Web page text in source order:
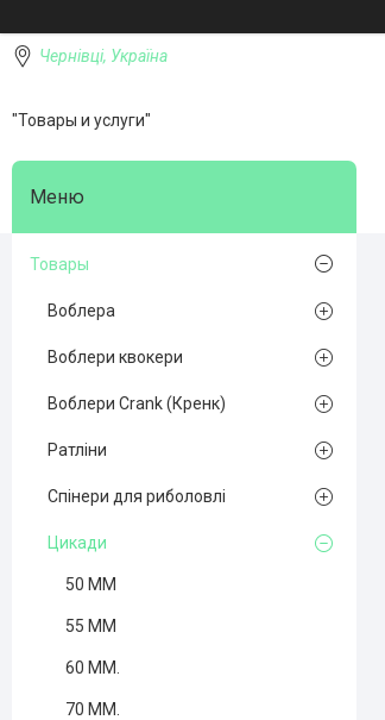
Чернівці, Україна
"Товары и услуги"
Товары
Воблера
Воблери квокери
Воблери Crank (Кренк)
Ратліни
Спінери для риболовлі
Цикади
50 ММ
55 ММ
60 ММ.
70 ММ.